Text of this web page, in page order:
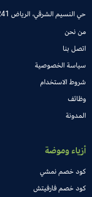
حي النسيم الشرقي، الرياض 14241
من نحن
اتصل بنا
سياسة الخصوصية
شروط الاستخدام
وظائف
المدونة
أزياء وموضة
كود خصم نمشي
كود خصم فارفيتش